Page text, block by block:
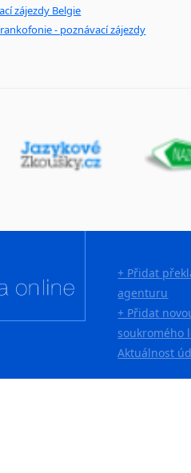
zájezdy Belgie
- poznávací zájezdy
+ Přidat
agenturu
+ Přidat
soukromého
Aktuálnost